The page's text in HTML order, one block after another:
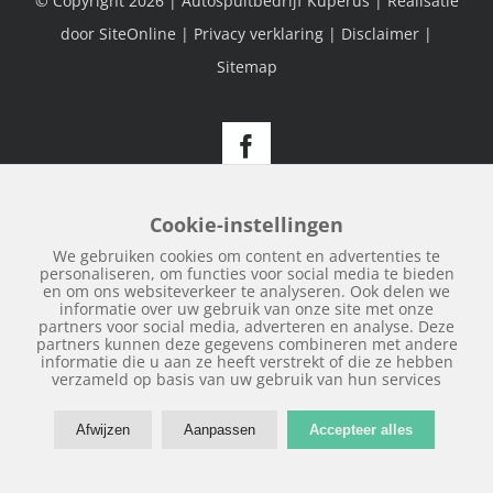
door SiteOnline | Privacy verklaring | Disclaimer |
Sitemap
Facebook
Cookie-instellingen
We gebruiken cookies om content en advertenties te
personaliseren, om functies voor social media te bieden
en om ons websiteverkeer te analyseren. Ook delen we
informatie over uw gebruik van onze site met onze
partners voor social media, adverteren en analyse. Deze
partners kunnen deze gegevens combineren met andere
informatie die u aan ze heeft verstrekt of die ze hebben
verzameld op basis van uw gebruik van hun services
Afwijzen Aanpassen Accepteer alles